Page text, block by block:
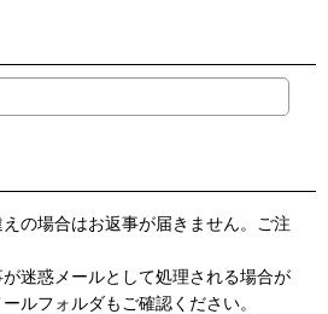
の場合はお返事が届きません。ご注
迷惑メールとして処理される場合が
ルフォルダもご確認ください。